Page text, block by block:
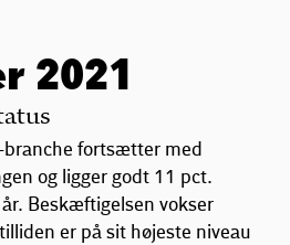
2021
branche fortsætter med
og ligger godt 11 pct.
Beskæftigelsen vokser
er på sit højeste niveau